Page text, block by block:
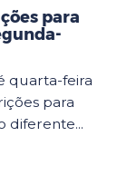
para
quarta-feira
para
diferente...